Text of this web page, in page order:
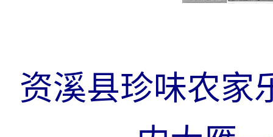
资溪县珍味农家